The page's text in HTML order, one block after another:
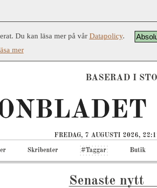
Du kan läsa mer på vår Datapolicy.
mer
BASERAD I
FREDAG, 7 AUGUSTI 2026,
Skribenter #Taggar Butik
Senaste nytt